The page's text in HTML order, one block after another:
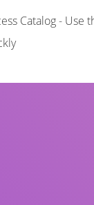
Catalog - Use